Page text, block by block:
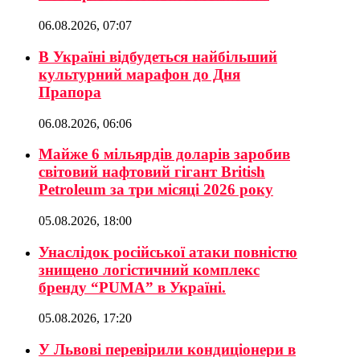
06.08.2026, 07:07
В Україні відбудеться найбільший
культурний марафон до Дня
Прапора
06.08.2026, 06:06
Майже 6 мільярдів доларів заробив
світовий нафтовий гігант British
Petroleum за три місяці 2026 року
05.08.2026, 18:00
Унаслідок російської атаки повністю
знищено логістичний комплекс
бренду “PUMA” в Україні.
05.08.2026, 17:20
У Львові перевірили кондиціонери в